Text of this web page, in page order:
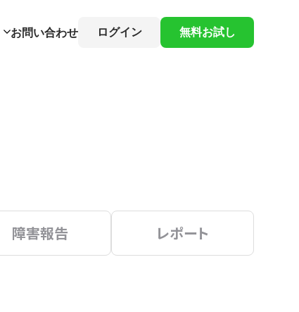
お問い合わせ ログイン 無料お試し
障害報告 レポート